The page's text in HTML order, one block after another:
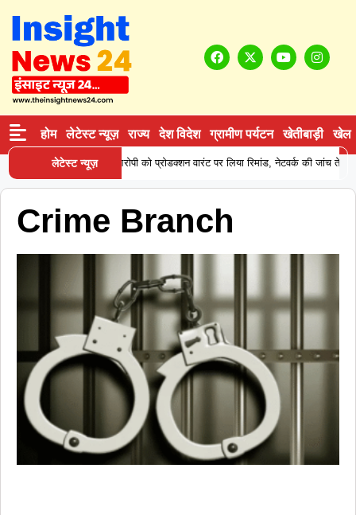
होम लेटेस्ट न्यूज़ राज्य देश विदेश ग्रामीण पर्यटन खेतीबाड़ी खेल
लेटेस्ट न्यूज़
ने कोकीन सप्लाई करने वाले आरोपी को प्रोडक्शन वारंट पर लिया रिमांड, नेटवर्क की जांच तेज
Crime Branch